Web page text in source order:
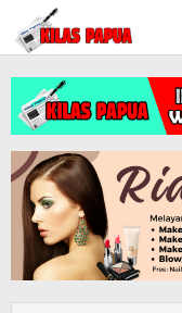
Lewati
konten